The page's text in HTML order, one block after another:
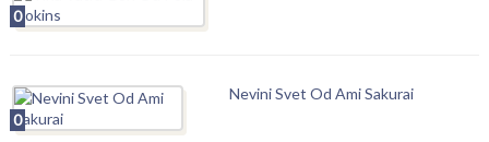
0
0
Nevini Svet Od Ami Sakurai